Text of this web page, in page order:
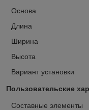
Основа
Длина
Ширина
Высота
Вариант установки
Пользовательские
Составные элементы